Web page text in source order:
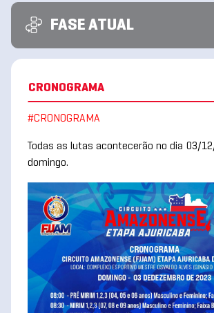
FASE ATUAL
CRONOGRAMA
#CRONOGRAMA
Todas as lutas acontecerão no dia 03/
domingo.